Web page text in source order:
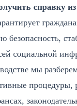
справку
безопасность,
социальной
мы
процедуры,